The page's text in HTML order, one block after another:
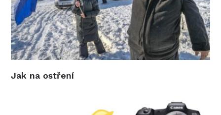
Jak na ostření